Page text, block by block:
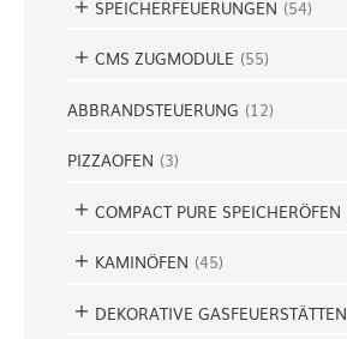
SPEICHERFEUERUNGEN (54)
CMS ZUGMODULE (55)
ABBRANDSTEUERUNG (12)
PIZZAOFEN (3)
COMPACT PURE SPEICHERÖFEN
KAMINÖFEN (45)
DEKORATIVE GASFEUERSTÄTTEN